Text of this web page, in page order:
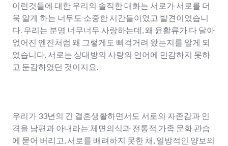
이런것들에 대한 우리의 솔직한 대화는 서로가 서로를 더
욱 알게 하는 너무도 소중한 시간들이었고 발견이었습니
다. 우리는 분명 너무너무 사랑하는데, 왜 윤활류가 다 달아
없어진 엔진처럼 왜 그렇게도 삐걱거려 왔는지를 알게 되
었습니다. 서로는 상대방의 사랑의 언어에 민감하지 못하
고 둔감하였던 것이지요.
우리가 33년의 긴 결혼생활하면서도 서로의 자존감과 인
격을 남편과 아내라는 체면의식과 전통적 가족 문화 관습
에 묻어 버리고, 서로를 배려하지 못한 채, 일방적인 양보의